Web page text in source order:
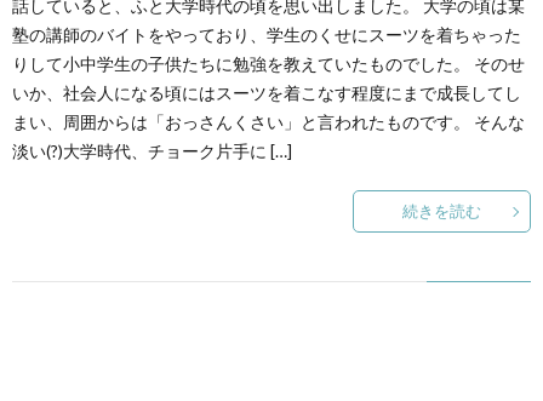
話していると、ふと大学時代の頃を思い出しました。 大学の頃は某
塾の講師のバイトをやっており、学生のくせにスーツを着ちゃった
りして小中学生の子供たちに勉強を教えていたものでした。 そのせ
いか、社会人になる頃にはスーツを着こなす程度にまで成長してし
まい、周囲からは「おっさんくさい」と言われたものです。 そんな
淡い(?)大学時代、チョーク片手に […]
続きを読む